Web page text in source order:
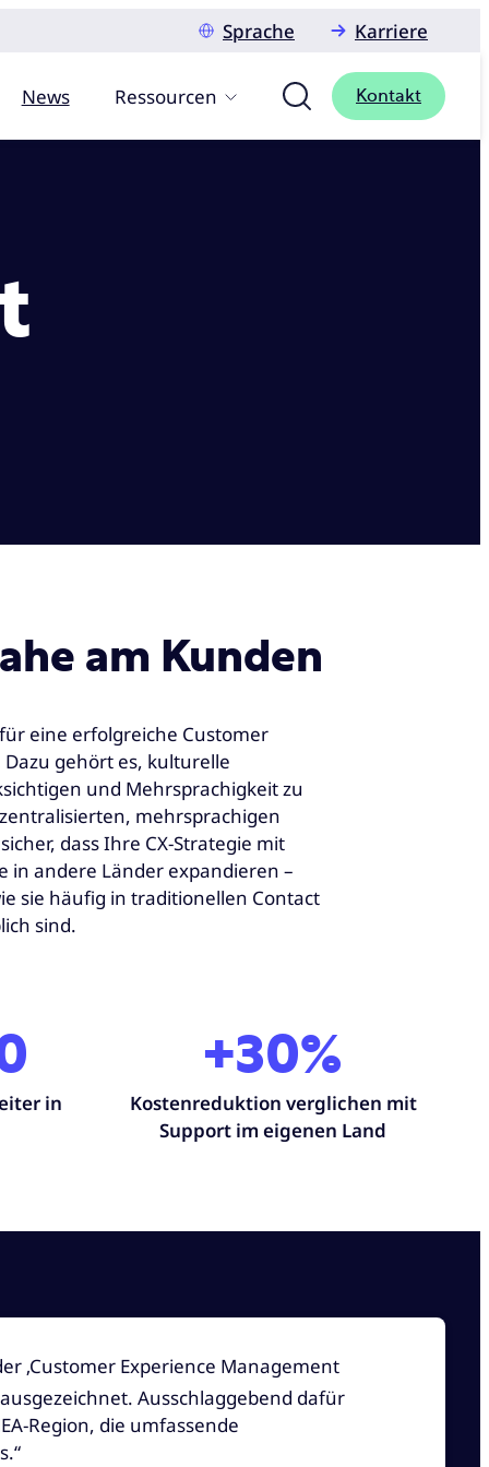
Sprache
Karriere
News Ressourcen Kontakt
am Kunden
eine erfolgreiche Customer
Dazu gehört es, kulturelle
und Mehrsprachigkeit zu
mehrsprachigen
dass Ihre CX-Strategie mit
in andere Länder expandieren –
sie häufig in traditionellen Contact
sind.
in
+30%
Kostenreduktion verglichen mit
Support im eigenen Land
‚Customer Experience Management
ausgezeichnet. Ausschlaggebend dafür
Region, die umfassende